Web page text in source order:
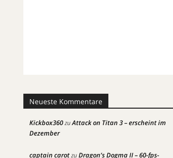
Neueste Kommentare
Kickbox360zuAttack on Titan 3 – erscheint im
Dezember
captain carotzuDragon’s Dogma II – 60-fps-